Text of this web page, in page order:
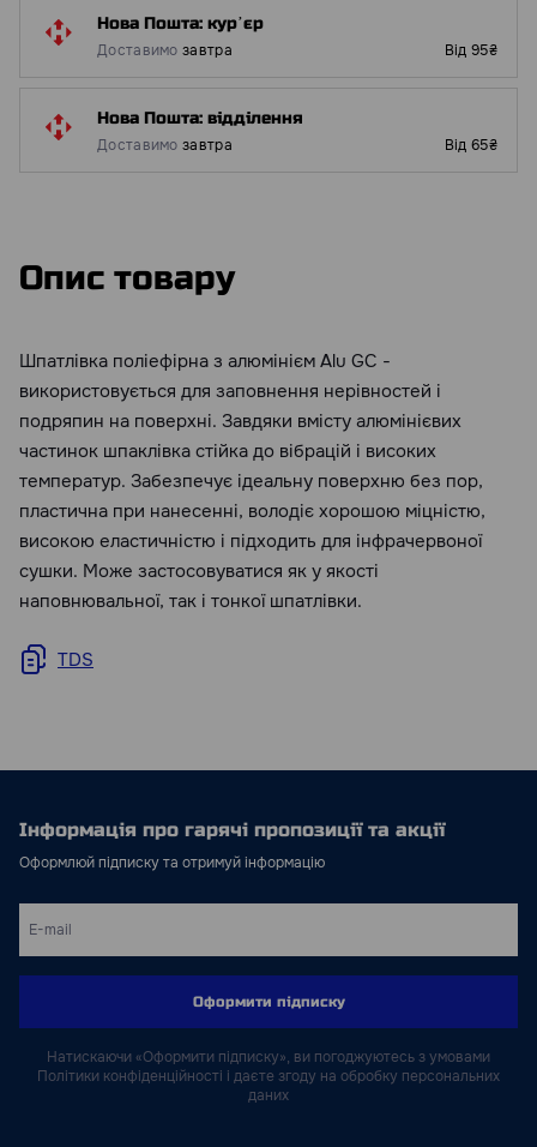
Нова Пошта: курʼєр
Доставимо завтра Від 95₴
Нова Пошта: відділення
Доставимо завтра Від 65₴
Опис товару
Шпатлівка поліефірна з алюмінієм Alu GC -
використовується для заповнення нерівностей і
подряпин на поверхні. Завдяки вмісту алюмінієвих
частинок шпаклівка стійка до вібрацій і високих
температур. Забезпечує ідеальну поверхню без пор,
пластична при нанесенні, володіє хорошою міцністю,
високою еластичністю і підходить для інфрачервоної
сушки. Може застосовуватися як у якості
наповнювальної, так і тонкої шпатлівки.
TDS
Інформація про гарячі пропозиції та акції
Оформлюй підписку та отримуй інформацію
Оформити підписку
Натискаючи «Оформити підписку», ви погоджуютесь з умовами
Політики конфіденційності і даєте згоду на обробку персональних
даних